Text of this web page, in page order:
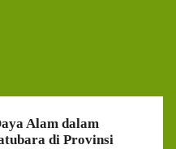
Alam dalam
di Provinsi